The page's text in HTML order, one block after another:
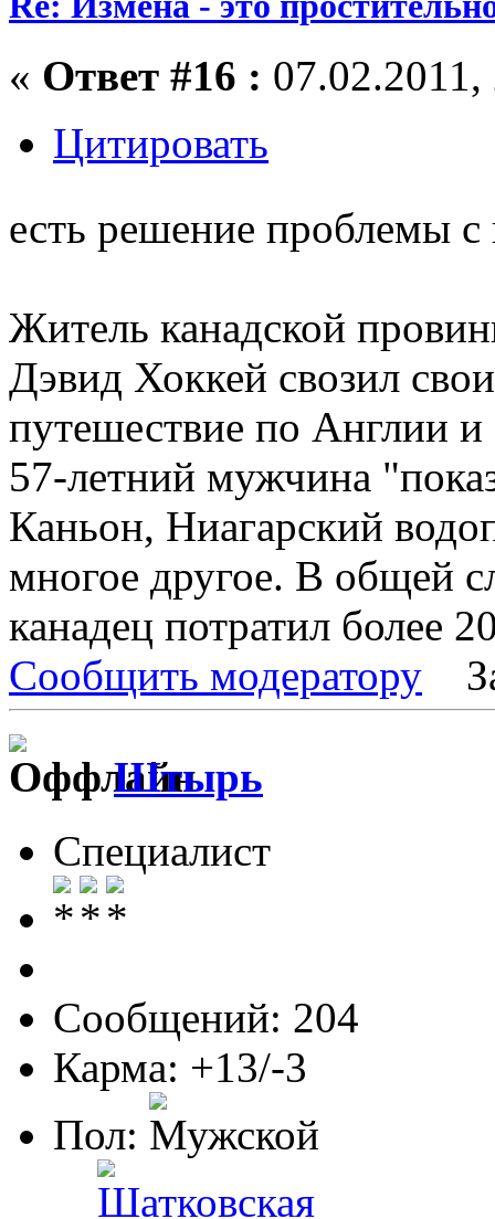
« Ответ #16 :
Цитировать
есть решение проблемы
Житель канадской
Дэвид Хоккей свозил
путешествие по Англии
57-летний мужчина
Каньон, Ниагарский
многое другое. В общей
канадец потратил более
Сообщить модератору
Штырь
Специалист
Сообщений: 204
Карма: +13/-3
Пол: